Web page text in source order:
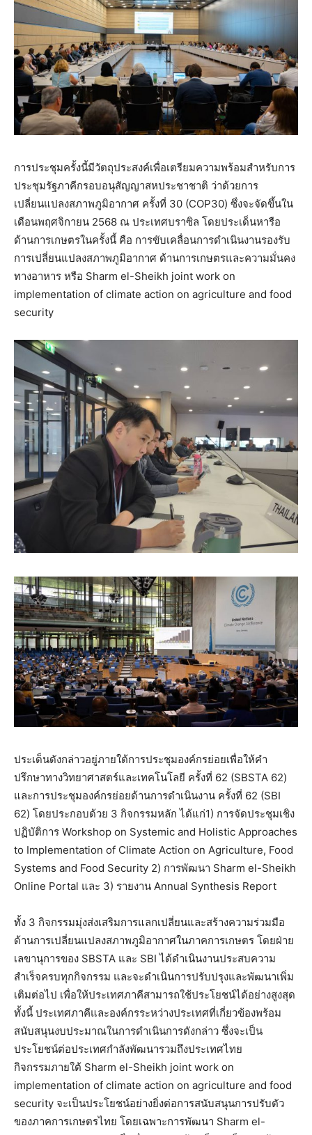
การประชุมครั้งนี้มีวัตถุประสงค์เพื่อเตรียมความพร้อมสำหรับการ
ประชุมรัฐภาคีกรอบอนุสัญญาสหประชาชาติ ว่าด้วยการ
เปลี่ยนแปลงสภาพภูมิอากาศ ครั้งที่ 30 (COP30) ซึ่งจะจัดขึ้นใน
เดือนพฤศจิกายน 2568 ณ ประเทศบราซิล โดยประเด็นหารือ
ด้านการเกษตรในครั้งนี้ คือ การขับเคลื่อนการดำเนินงานรองรับ
การเปลี่ยนแปลงสภาพภูมิอากาศ ด้านการเกษตรและความมั่นคง
ทางอาหาร หรือ Sharm el-Sheikh joint work on
implementation of climate action on agriculture and food
security
ประเด็นดังกล่าวอยู่ภายใต้การประชุมองค์กรย่อยเพื่อให้คำ
ปรึกษาทางวิทยาศาสตร์และเทคโนโลยี ครั้งที่ 62 (SBSTA 62)
และการประชุมองค์กรย่อยด้านการดำเนินงาน ครั้งที่ 62 (SBI
62) โดยประกอบด้วย 3 กิจกรรมหลัก ได้แก่1) การจัดประชุมเชิง
ปฏิบัติการ Workshop on Systemic and Holistic Approaches
to Implementation of Climate Action on Agriculture, Food
Systems and Food Security 2) การพัฒนา Sharm el-Sheikh
Online Portal และ 3) รายงาน Annual Synthesis Report
ทั้ง 3 กิจกรรมมุ่งส่งเสริมการแลกเปลี่ยนและสร้างความร่วมมือ
ด้านการเปลี่ยนแปลงสภาพภูมิอากาศในภาคการเกษตร โดยฝ่าย
เลขานุการของ SBSTA และ SBI ได้ดำเนินงานประสบความ
สำเร็จครบทุกกิจกรรม และจะดำเนินการปรับปรุงและพัฒนาเพิ่ม
เติมต่อไป เพื่อให้ประเทศภาคีสามารถใช้ประโยชน์ได้อย่างสูงสุด
ทั้งนี้ ประเทศภาคีและองค์กรระหว่างประเทศที่เกี่ยวข้องพร้อม
สนับสนุนงบประมาณในการดำเนินการดังกล่าว ซึ่งจะเป็น
ประโยชน์ต่อประเทศกำลังพัฒนารวมถึงประเทศไทย
กิจกรรมภายใต้ Sharm el-Sheikh joint work on
implementation of climate action on agriculture and food
security จะเป็นประโยชน์อย่างยิ่งต่อการสนับสนุนการปรับตัว
ของภาคการเกษตรไทย โดยเฉพาะการพัฒนา Sharm el-